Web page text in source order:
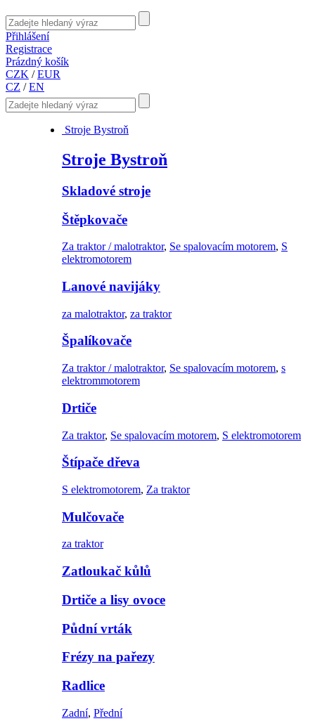
Přihlášení
Registrace
Prázdný košík
CZK /EUR
CZ /EN
Stroje Bystroň
Stroje Bystroň
Skladové stroje
Štěpkovače
Za traktor / malotraktor, Se spalovacím motorem, S
elektromotorem
Lanové navijáky
za malotraktor, za traktor
Špalíkovače
Za traktor / malotraktor, Se spalovacím motorem, s
elektrommotorem
Drtiče
Za traktor, Se spalovacím motorem, S elektromotorem
Štípače dřeva
S elektromotorem, Za traktor
Mulčovače
za traktor
Zatloukač kůlů
Drtiče a lisy ovoce
Půdní vrták
Frézy na pařezy
Radlice
Zadní, Přední